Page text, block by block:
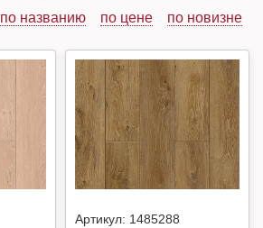
по названию по цене по новизне
Артикул: 1485288